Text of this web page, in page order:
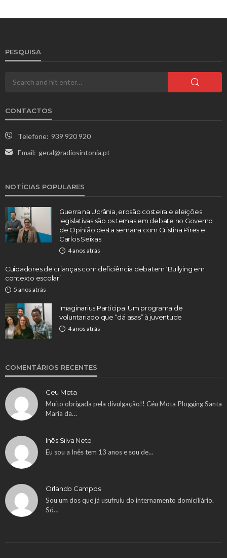
PESQUISA
CONTACTOS
Telefone: 939 920 920
Email: geral@radiosintonia.pt
NOTÍCIAS POPULARES
Guerra na Ucrânia, erosão costeira e eleições
legislativas são os temas em debate no Governo
de Opinião desta semana com Cristina Pires e
Carlos Seixas
4 anos atrás
Cuidadores de crianças com deficiência debatem ‘Bullying em
contexto escolar’
5 anos atrás
Imaginarius Participa: Um programa de
voluntariado que “dá asas” à juventude
4 anos atrás
COMENTÁRIOS RECENTES
Ceu Mota
Muito obrigada pela divulgação!! Céu Mota Plogging Santa
Maria da…
Inês Silva Neto
Eu sou a Inês tem 13 anos e sou de…
Orlando Campos
Sou um dos que já usufruiu do internamento domiciliário.
Só…